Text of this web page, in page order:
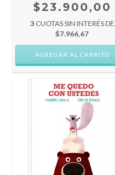
$23.900,00
3 CUOTAS SIN INTERÉS DE
$7.966,67